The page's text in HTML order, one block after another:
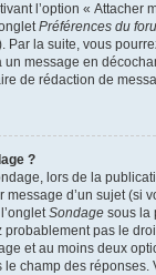
l’option « Attacher
Préférences du
Par la suite, vous
un message en
de rédaction de
?
lors de la
message d’un sujet (si
Sondage sous la
probablement pas le
et au moins deux
champ des réponses.